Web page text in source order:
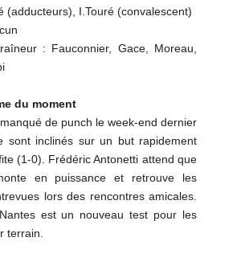
(adducteurs), I.Touré (convalescent)
: Fauconnier, Gace, Moreau,
du moment
de punch le week-end dernier
sont inclinés sur un but rapidement
(1-0). Frédéric Antonetti attend que
en puissance et retrouve les
lors des rencontres amicales.
est un nouveau test pour les
terrain.